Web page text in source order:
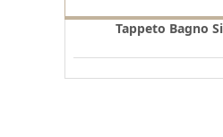
Tappeto Bagno